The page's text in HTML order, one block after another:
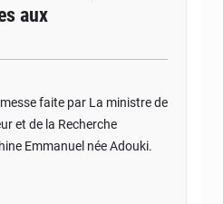
aux
faite par La ministre de
et de la Recherche
Emmanuel née Adouki.